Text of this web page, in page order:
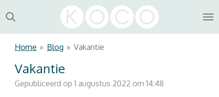
direct
naar
Home » Blog » Vakantie
Vakantie
Gepubliceerd op 1 augustus 2022 om 14:48